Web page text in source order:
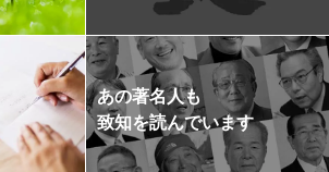
あの著名人も
致知を読んでいます